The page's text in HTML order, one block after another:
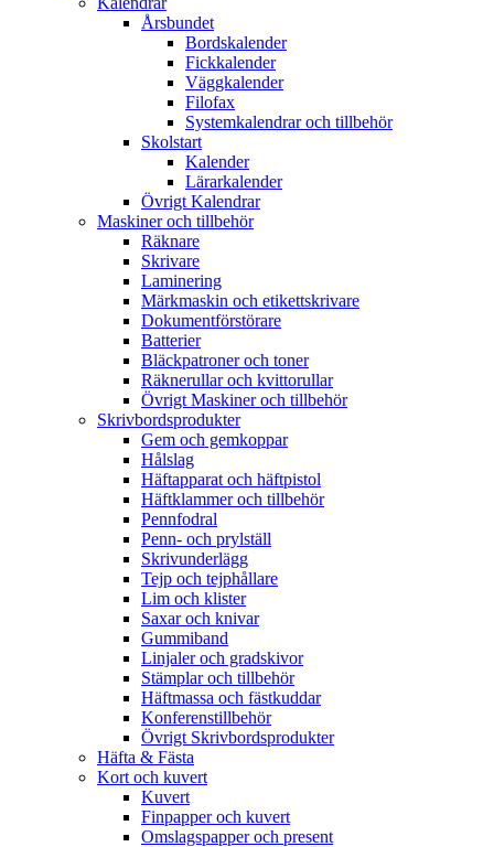
Årsbundet
Bordskalender
Fickkalender
Väggkalender
Filofax
Systemkalendrar och tillbehör
Skolstart
Kalender
Lärarkalender
Övrigt Kalendrar
Maskiner och tillbehör
Räknare
Skrivare
Laminering
Märkmaskin och etikettskrivare
Dokumentförstörare
Batterier
Bläckpatroner och toner
Räknerullar och kvittorullar
Övrigt Maskiner och tillbehör
Skrivbordsprodukter
Gem och gemkoppar
Hålslag
Häftapparat och häftpistol
Häftklammer och tillbehör
Pennfodral
Penn- och prylställ
Skrivunderlägg
Tejp och tejphållare
Lim och klister
Saxar och knivar
Gummiband
Linjaler och gradskivor
Stämplar och tillbehör
Häftmassa och fästkuddar
Konferenstillbehör
Övrigt Skrivbordsprodukter
Häfta & Fästa
Kort och kuvert
Kuvert
Finpapper och kuvert
Omslagspapper och present